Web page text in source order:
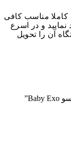
کاملا مناسب کافی
نمایید و در اسرع
آن را تحویل